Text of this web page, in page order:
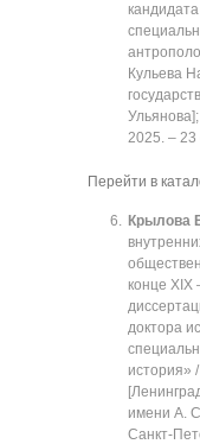
Кульева
2025. ‒ 23
Перейти в
Крылова
конце XIX
доктора
история»
имени А.
Санкт-